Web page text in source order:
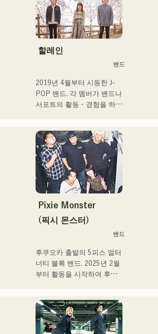
2014년~2017년에는 도쿄를
거점으로 활동해, 포카리스
웨트의 TVCM송이나 후지
TV 「MUSIC FAIR」에서
모리야마 나오타로씨의 코러
2017년부터 거점을 후쿠오
카로 되돌려 자신의 활동에
더해 라디오 퍼스널리티, 보
좋은 가성과 탁월한 가창력
을 겸비한 차세대를 담당하
는 싱어송 라이터.
할레인
밴드
2019년 4월부터 시동한 J-
POP 밴드. 각 멤버가 밴드나
서포트의 활동・경험을 하고
CHiKa의 투명감 있는 목소
리, 등신대의 가사를 어딘가
그리운 멜로디에 올린 곡은
폭넓은 세대의 지지를 얻고
있다. 그 악곡을 지원하도록
멤버의 개성이 살려 그 소리
도 부드럽게 따뜻하다.
하우스와 야외 이벤트 등에
출연 중. 또 SNS에서의 동영
하고 있다.
Pixie Monster
(픽시 몬스터)
밴드
후쿠오카 출발의 5피스 얼터
너티 블록 밴드. 2025년 2월
부터 활동을 시작하여 후쿠
로움이나 갈등에 다가가는
가사, 귀에 남는 기타 리프를
의식해, 듣는 사람의 마음에